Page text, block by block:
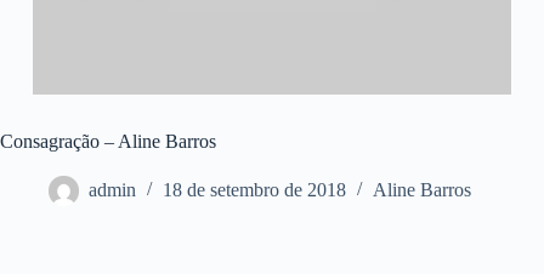
Consagração – Aline Barros
admin 18 de setembro de 2018 Aline Barros